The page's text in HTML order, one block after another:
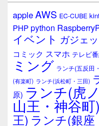
ウ
ィ
ジ
ェ
ア
appleAWS EC-CUBE
PHPpython
イベント ガジェ
コミック スマホ テレビ
ミング ランチ(五反田
(有楽町) ランチ(浜松町・三田)
原) ランチ(虎
山王・神谷町)
王) ランチ(銀座